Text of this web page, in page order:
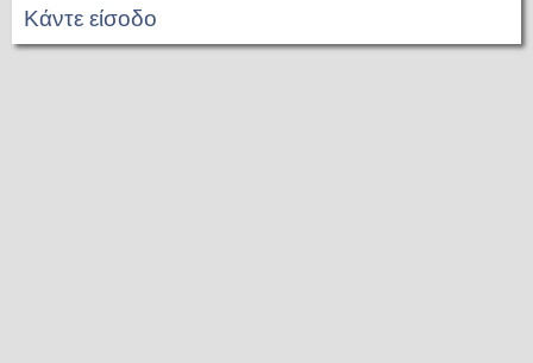
Κάντε είσοδο